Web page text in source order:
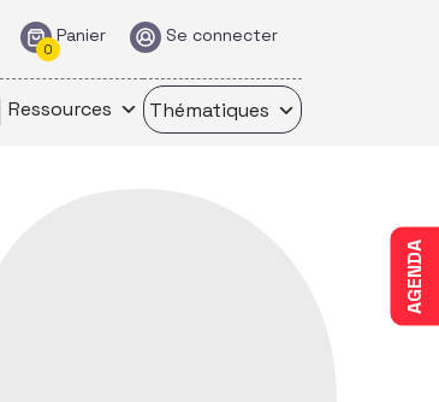
Panier
0
Se connecter
Ressources Thématiques
AGENDA